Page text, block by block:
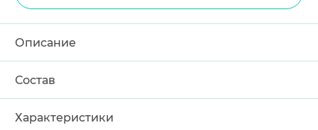
Описание
Состав
Характеристики